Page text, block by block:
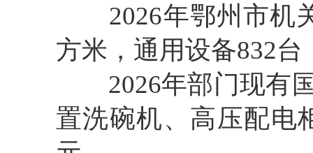
2026年鄂州市机关
方米，通用设备832
2026年部门现有国
置洗碗机、高压配电